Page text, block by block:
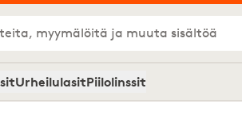
myymälöitä ja muuta sisältöä
UrheilulasitPiilolinssit